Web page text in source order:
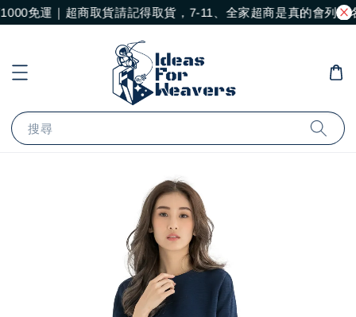
免運｜超商取貨請記得取貨，7-11、全家超商是真的會列黑名
搜尋